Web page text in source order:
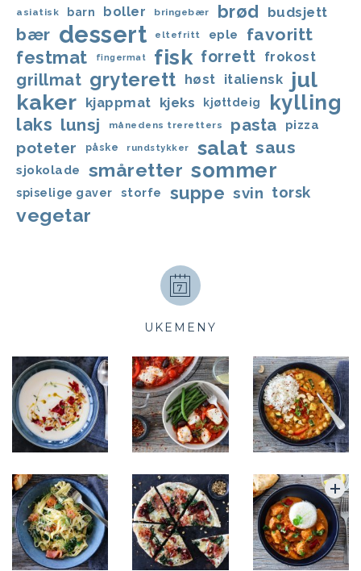
asiatisk barn boller bringebær brød budsjett
bær dessert eltefritt eple favoritt
festmat fingermat fisk forrett frokost
grillmat gryterett høst italiensk
jul
kaker kjappmat kjeks kjøttdeig kylling
laks lunsj månedens treretters pasta pizza
poteter påske rundstykker salat saus
sjokolade småretter sommer
spiselige gaver storfe suppe svin torsk
vegetar
UKEMENY